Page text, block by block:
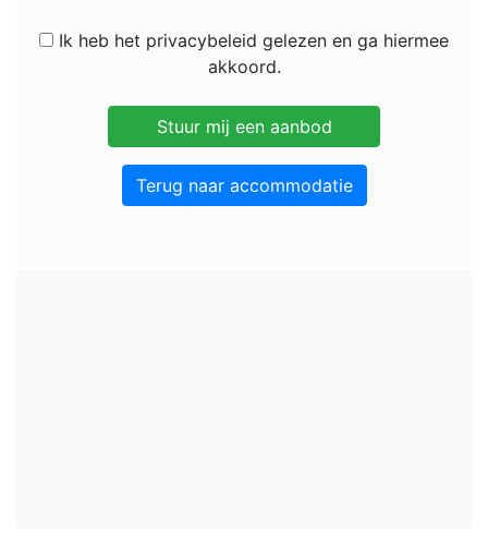
Ik heb het privacybeleid gelezen en ga hiermee
akkoord.
Terug naar accommodatie